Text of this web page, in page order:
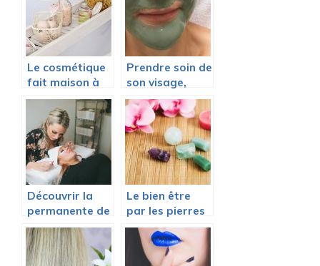
Le cosmétique
fait maison à
l’honneur
Prendre soin de
son visage,
quelle routine à
adopter ?
Découvrir la
permanente de
cils
Le bien être
par les pierres